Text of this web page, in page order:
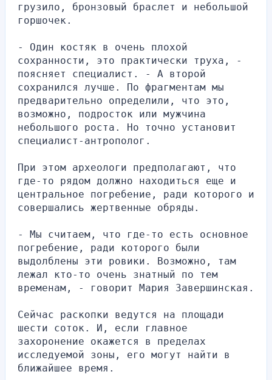
грузило, бронзовый браслет и небольшой
горшочек.
- Один костяк в очень плохой
сохранности, это практически труха, -
поясняет специалист. - А второй
сохранился лучше. По фрагментам мы
предварительно определили, что это,
возможно, подросток или мужчина
небольшого роста. Но точно установит
специалист-антрополог.
При этом археологи предполагают, что
где-то рядом должно находиться еще и
центральное погребение, ради которого и
совершались жертвенные обряды.
- Мы считаем, что где-то есть основное
погребение, ради которого были
выдолблены эти ровики. Возможно, там
лежал кто-то очень знатный по тем
временам, - говорит Мария Завершинская.
Сейчас раскопки ведутся на площади
шести соток. И, если главное
захоронение окажется в пределах
исследуемой зоны, его могут найти в
ближайшее время.